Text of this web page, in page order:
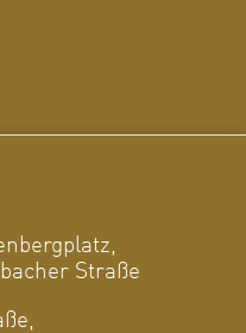
Straße